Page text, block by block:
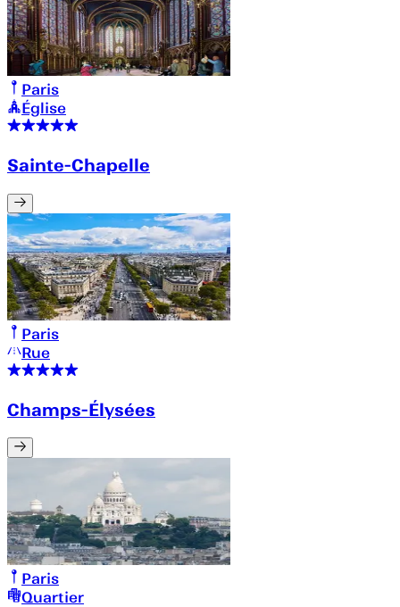
Paris
Église
Sainte-Chapelle
Paris
Rue
Champs-Élysées
Paris
Quartier